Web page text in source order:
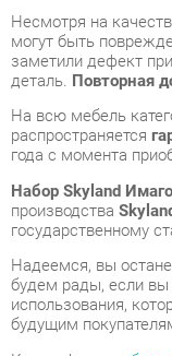
На всю мебель
распространяется
года с момента
Набор Skyland Имаго 3
производстваSkyland
государственному
Надеемся, вы
будем рады, если вы
использования,
будущим
Кроме формы
консультацию, фото
e-mail, телефону в
Telegram и WhatsApp.